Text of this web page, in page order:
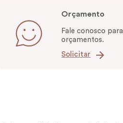
Orçamento
Fale conosco
orçamentos.
Solicitar